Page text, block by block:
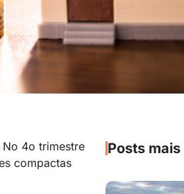
4o trimestre
compactas
Posts